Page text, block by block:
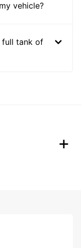
vehicle?
full tank of